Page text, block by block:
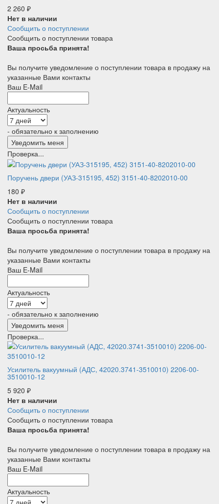
2 260 ₽
Нет в наличии
Сообщить о поступлении
Сообщить о поступлении товара
Ваша просьба принята!
Вы получите уведомление о поступлении товара в продажу на
указанные Вами контакты
Ваш E-Mail
Актуальность
- обязательно к заполнению
Проверка...
Поручень двери (УАЗ-315195, 452) 3151-40-8202010-00
180 ₽
Нет в наличии
Сообщить о поступлении
Сообщить о поступлении товара
Ваша просьба принята!
Вы получите уведомление о поступлении товара в продажу на
указанные Вами контакты
Ваш E-Mail
Актуальность
- обязательно к заполнению
Проверка...
Усилитель вакуумный (АДС, 42020.3741-3510010) 2206-00-
3510010-12
5 920 ₽
Нет в наличии
Сообщить о поступлении
Сообщить о поступлении товара
Ваша просьба принята!
Вы получите уведомление о поступлении товара в продажу на
указанные Вами контакты
Ваш E-Mail
Актуальность